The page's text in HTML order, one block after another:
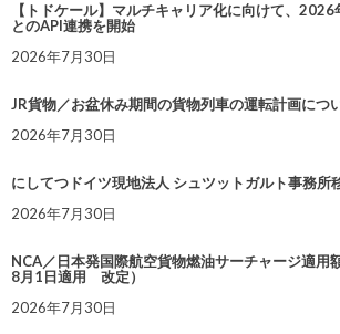
【トドケール】マルチキャリア化に向けて、
とのAPI連携を開始
2026年7月30日
JR貨物／お盆休み期間の貨物列車の運転計画につ
2026年7月30日
にしてつドイツ現地法人 シュツットガルト事務所
2026年7月30日
NCA／日本発国際航空貨物燃油サーチャージ適用
8月1日適用 改定）
2026年7月30日